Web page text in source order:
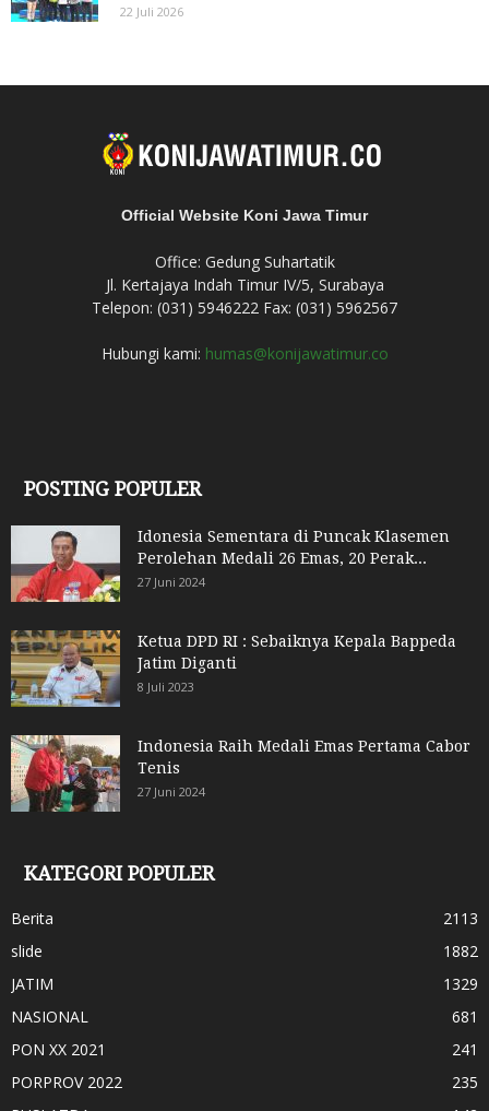
22 Juli 2026
Official Website Koni Jawa Timur
Office: Gedung Suhartatik
Jl. Kertajaya Indah Timur IV/5, Surabaya
Telepon: (031) 5946222 Fax: (031) 5962567
Hubungi kami: humas@konijawatimur.co
POSTING POPULER
Idonesia Sementara di Puncak Klasemen
Perolehan Medali 26 Emas, 20 Perak...
27 Juni 2024
Ketua DPD RI : Sebaiknya Kepala Bappeda
Jatim Diganti
8 Juli 2023
Indonesia Raih Medali Emas Pertama Cabor
Tenis
27 Juni 2024
KATEGORI POPULER
Berita
2113
slide
1882
JATIM
1329
NASIONAL
681
PON XX 2021
241
PORPROV 2022
235